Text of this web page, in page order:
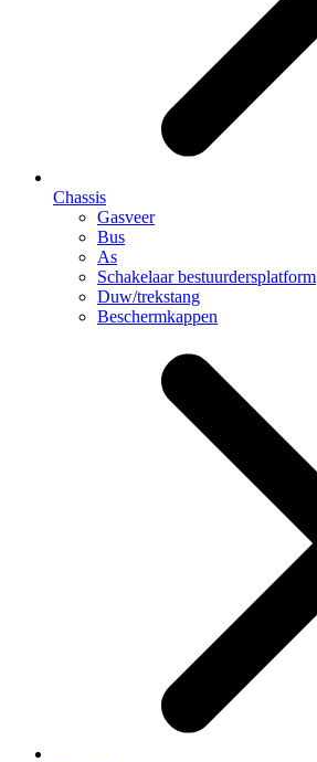
Chassis
Gasveer
Bus
As
Schakelaar bestuurdersplatform
Duw/trekstang
Beschermkappen